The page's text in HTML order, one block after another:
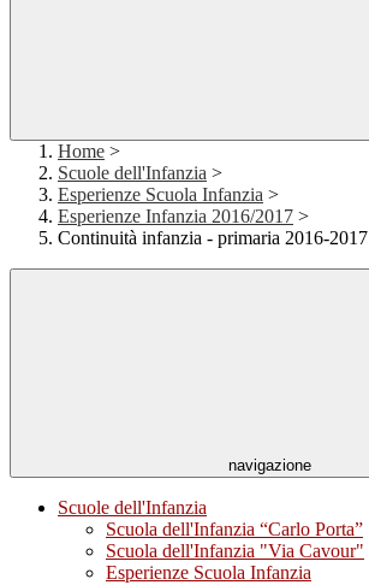
Home >
Scuole dell'Infanzia >
Esperienze Scuola Infanzia >
Esperienze Infanzia 2016/2017 >
Continuità infanzia - primaria 2016-2017
navigazione
Scuole dell'Infanzia
Scuola dell'Infanzia “Carlo Porta”
Scuola dell'Infanzia "Via Cavour"
Esperienze Scuola Infanzia